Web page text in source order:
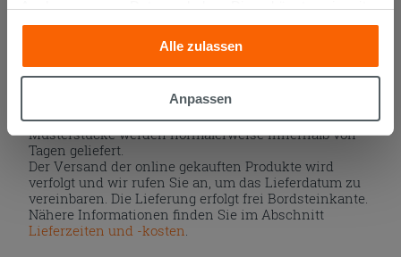
Analyse unseres Datenverkehrs. Diese könnten sie mit
anderen Informationen, die Sie ihnen geliefert haben oder
die sie aufgrund Ihrer Verwendung ihrer Dienste
gesammelt haben, kombinieren. Falls Sie mehr wissen
möchten oder Ihre Zustimmung zu allen oder einigen
Zustimmung kann durch Klicken auf die Schaltfläche
„Cookies akzeptieren“ gegeben werden. Wenn Sie auf
die Schaltfläche "X" klicken, können Sie das Surfen erst
nach der Installation der technischen Cookies fortsetzen.
Alle zulassen
Anpassen
Versand
Werktagen ab der Auftragsbestätigung zum Versand
gebracht.
Musterstücke werden normalerweise innerhalb von
Tagen geliefert.
Der Versand der online gekauften Produkte wird
verfolgt und wir rufen Sie an, um das Lieferdatum zu
vereinbaren. Die Lieferung erfolgt frei Bordsteinkante.
Nähere Informationen finden Sie im Abschnitt
Lieferzeiten und -kosten